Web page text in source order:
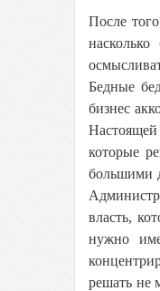
После
Бедные
бизнес
которые
большими
власть,
нужно
решать не